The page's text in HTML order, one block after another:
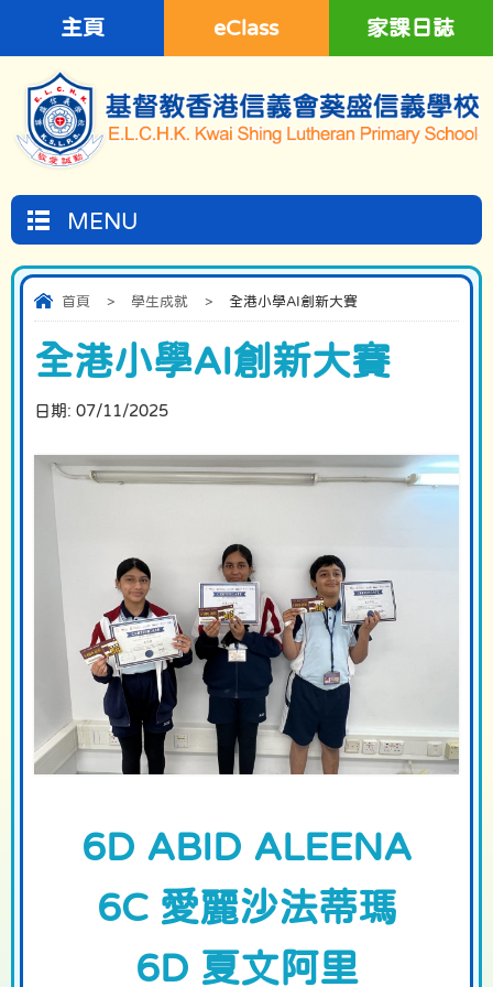
主頁 eClass 家課日誌
MENU
首頁 > 學生成就 > 全港小學AI創新大賽
全港小學AI創新大賽
日期: 07/11/2025
6D ABID ALEENA
6C 愛麗沙法蒂瑪
6D 夏文阿里